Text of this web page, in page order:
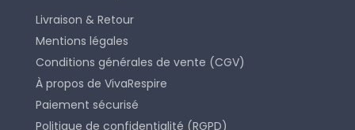
Livraison & Retour
Mentions légales
Conditions générales de vente (CGV)
À propos de VivaRespire
Paiement sécurisé
Politique de confidentialité (RGPD)